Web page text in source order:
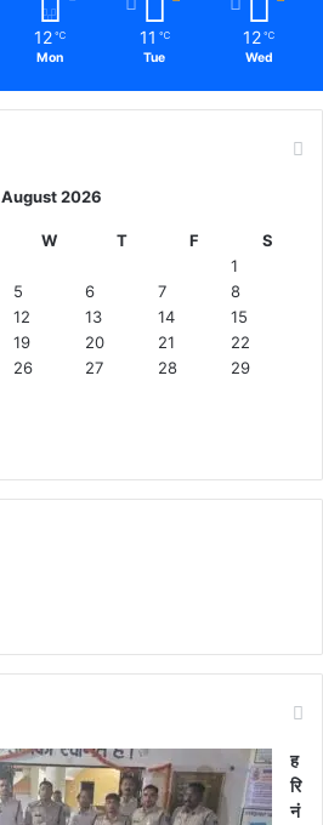
12 ℃
Mon
11 ℃
Tue
12 ℃
Wed
August 2026
W T F
S
1
5 6 7
8
12 13 14
15
19 20 21
22
26 27 28
29
ह
रि
नं